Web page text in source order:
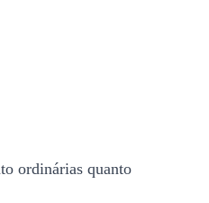
ordinárias quanto